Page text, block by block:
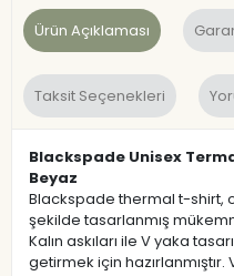
Ürün Açıklaması
Taksit Seçenekleri
Blackspade Unisex
Beyaz
Blackspade thermal t-shirt,
şekilde tasarlanmış
Kalın askıları ile V yaka
getirmek için hazırlanmıştır.